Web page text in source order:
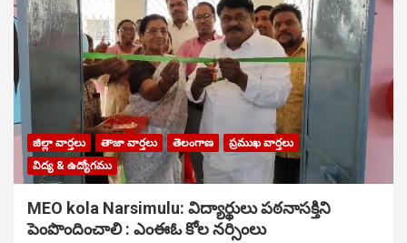
జిల్లా వార్తలు తాజా వార్తలు తెలంగాణ
ప్రముఖ వార్తలు
విద్య & ఉద్యోగము
MEO kola Narsimulu: విద్యార్థులు పఠ‌నాసక్తిని
పెంపొందించాలి : ఎంఈఓ కోల నర్సింలు